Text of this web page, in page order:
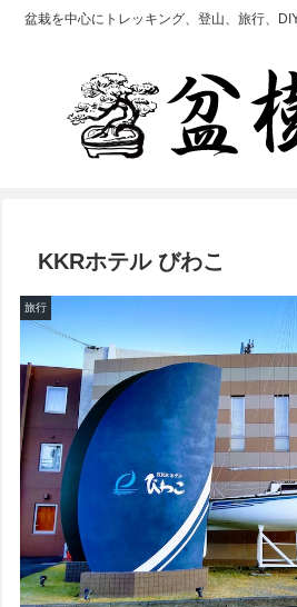
盆栽を中心にトレッキング、登山、旅行、
KKRホテル びわこ
旅行